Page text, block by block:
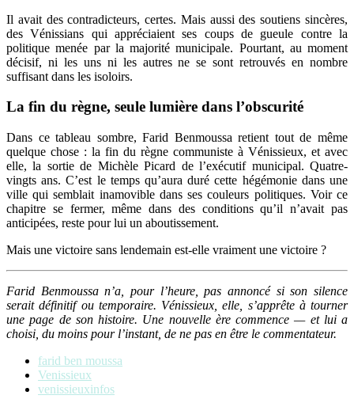
Il avait des contradicteurs, certes. Mais aussi des soutiens sincères,
des Vénissians qui appréciaient ses coups de gueule contre la
politique menée par la majorité municipale. Pourtant, au moment
décisif, ni les uns ni les autres ne se sont retrouvés en nombre
suffisant dans les isoloirs.
La fin du règne, seule lumière dans l’obscurité
Dans ce tableau sombre, Farid Benmoussa retient tout de même
quelque chose : la fin du règne communiste à Vénissieux, et avec
elle, la sortie de Michèle Picard de l’exécutif municipal. Quatre-
vingts ans. C’est le temps qu’aura duré cette hégémonie dans une
ville qui semblait inamovible dans ses couleurs politiques. Voir ce
chapitre se fermer, même dans des conditions qu’il n’avait pas
anticipées, reste pour lui un aboutissement.
Mais une victoire sans lendemain est-elle vraiment une victoire ?
Farid Benmoussa n’a, pour l’heure, pas annoncé si son silence
serait définitif ou temporaire. Vénissieux, elle, s’apprête à tourner
une page de son histoire. Une nouvelle ère commence — et lui a
choisi, du moins pour l’instant, de ne pas en être le commentateur.
farid ben moussa
Venissieux
venissieuxinfos